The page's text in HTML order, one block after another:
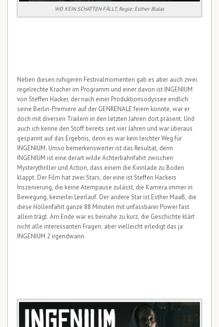
WO KEIN SCHATTEN FÄLLT, Regie: Esther Bialas
Neben diesen ruhigeren Festivalmomenten gab es aber auch zwei
regelrechte Kracher im Programm und einer davon ist INGENIUM
von Steffen Hacker, der nach einer Produktionsodyssee endlich
seine Berlin-Premiere auf der GENRENALE feiern konnte, war er
doch mit diversen Trailern in den letzten Jahren dort präsent. Und
auch ich kenne den Stoff bereits seit vier Jahren und war überaus
gespannt auf das Ergebnis, denn es war kein leichter Weg für
INGENIUM. Umso bemerkenswerter ist das Resultat, denn
INGENIUM ist eine derart wilde Achterbahnfahrt zwischen
Mysterythriller und Action, dass einem die Kinnlade zu Boden
klappt. Der Film hat zwei Stars, der eine ist Steffen Hackers
Inszenierung, die keine Atempause zulässt, die Kamera immer in
Bewegung, keinerlei Leerlauf. Der andere Star ist Esther Maaß, die
diese Höllenfahrt ganze 88 Minuten mit unfassbarer Power fast
allein trägt. Am Ende war es beinahe zu kurz, die Geschichte klärt
nicht alle interessanten Fragen, aber vielleicht erledigt das ja
INGENIUM 2 irgendwann.